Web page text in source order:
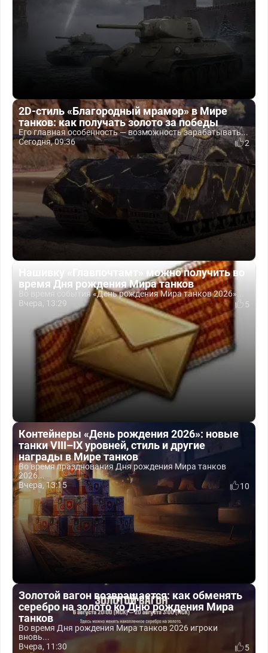
2D-стиль «Благородный мрамор» в Мире
танков: как получать золото за победы
Его главная особенность — возможность зарабатывать...
Сегодня, 09:36
2
Нашивку «Главпочтамт» можно получить во
время Дня рождения Мира танков
Во время события «День рождения Мира танков 2026»...
Вчера, 13:29
5
Контейнеры «День рождения 2026»: новые
танки VIII–IX уровней, стиль и другие
награды в Мире танков
Во время празднования Дня рождения Мира танков
2026...
Вчера, 13:15
10
Золотой вагон возвращается: как обменять
серебро на золото ко Дню рождения Мира
танков
Во время Дня рождения Мира танков 2026 игроки
вновь...
Вчера, 11:30
5